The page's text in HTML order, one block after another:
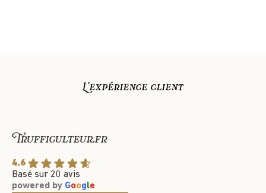
L'expérience client
Trufficulteur.fr
4.6
Basé sur 20 avis
powered by Google